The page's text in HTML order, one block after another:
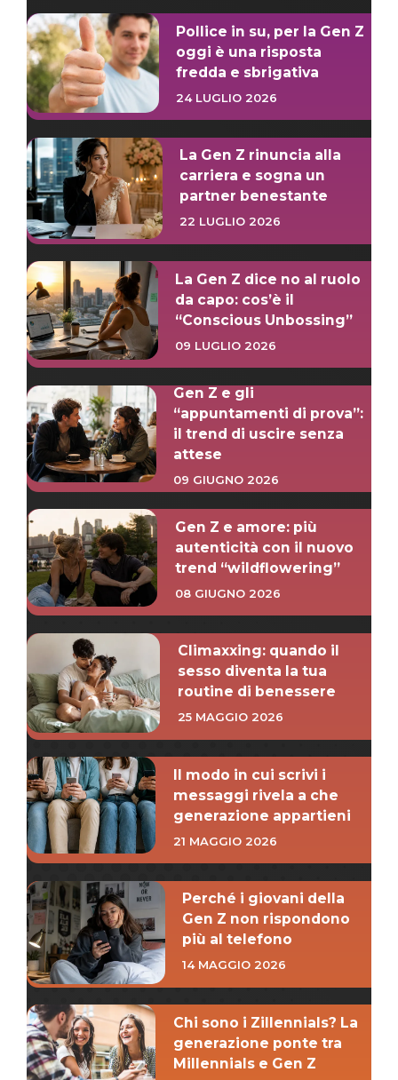
Pollice in su, per la Gen Z
oggi è una risposta
fredda e sbrigativa
24 LUGLIO 2026
La Gen Z rinuncia alla
carriera e sogna un
partner benestante
22 LUGLIO 2026
La Gen Z dice no al ruolo
da capo: cos’è il
“Conscious Unbossing”
09 LUGLIO 2026
Gen Z e gli
“appuntamenti di prova”:
il trend di uscire senza
attese
09 GIUGNO 2026
Gen Z e amore: più
autenticità con il nuovo
trend “wildflowering”
08 GIUGNO 2026
Climaxxing: quando il
sesso diventa la tua
routine di benessere
25 MAGGIO 2026
Il modo in cui scrivi i
messaggi rivela a che
generazione appartieni
21 MAGGIO 2026
Perché i giovani della
Gen Z non rispondono
più al telefono
14 MAGGIO 2026
Chi sono i Zillennials? La
generazione ponte tra
Millennials e Gen Z